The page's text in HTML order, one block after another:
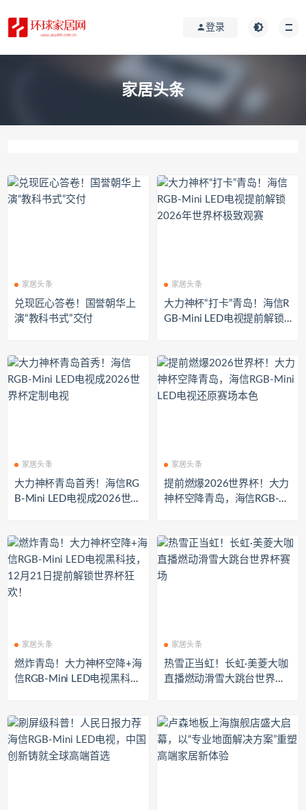
登录
家居头条
家居头条
兑现匠心答卷！国誉朝华上
演“教科书式”交付
家居头条
大力神杯“打卡”青岛！海信R
GB-Mini LED电视提前解锁2
家居头条
大力神杯青岛首秀！海信RG
B-Mini LED电视成2026世界
家居头条
提前燃爆2026世界杯！大力
神杯空降青岛，海信RGB-Mi
家居头条
燃炸青岛！大力神杯空降+海
信RGB-Mini LED电视黑科
家居头条
热雪正当虹！长虹·美菱大咖
直播燃动滑雪大跳台世界杯